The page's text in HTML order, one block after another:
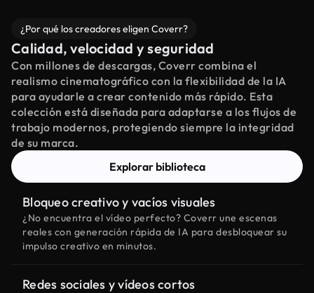
¿Por qué los creadores eligen Coverr?
Calidad, velocidad y seguridad
Con millones de descargas, Coverr combina el
realismo cinematográfico con la flexibilidad de la IA
para ayudarle a crear contenido más rápido. Esta
colección está diseñada para adaptarse a los flujos de
trabajo modernos, protegiendo siempre la integridad
de su marca.
Explorar biblioteca
Bloqueo creativo y vacíos visuales
¿No encuentra el vídeo perfecto? Coverr une escenas
reales con generación rápida de IA para desbloquear su
impulso creativo en minutos.
Redes sociales y vídeos cortos